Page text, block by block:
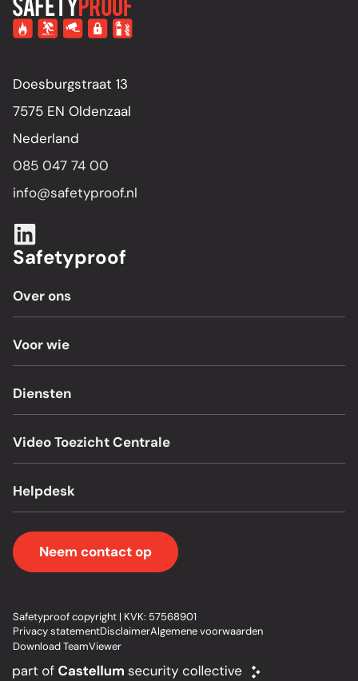
Doesburgstraat 13
7575 EN Oldenzaal
Nederland
085 047 74 00
info@safetyproof.nl
Safetyproof
Over ons
Voor wie
Diensten
Video Toezicht Centrale
Helpdesk
Neem contact op
Safetyproof copyright | KVK: 57568901
Privacy statementDisclaimerAlgemene voorwaarden
Download TeamViewer